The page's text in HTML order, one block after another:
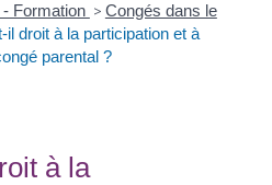
- Formation > Congés dans le
il droit à la participation et à
parental ?
à la